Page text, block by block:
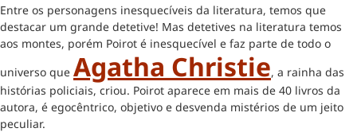
Entre os personagens inesquecíveis da literatura, temos que
destacar um grande detetive! Mas detetives na literatura temos
aos montes, porém Poirot é inesquecível e faz parte de todo o
universo que Agatha Christie, a rainha das
histórias policiais, criou. Poirot aparece em mais de 40 livros da
autora, é egocêntrico, objetivo e desvenda mistérios de um jeito
peculiar.